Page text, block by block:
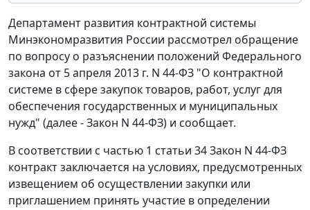
Департамент развития контрактной системы
Минэкономразвития России рассмотрел обращение
по вопросу о разъяснении положений Федерального
закона от 5 апреля 2013 г. N 44-ФЗ "О контрактной
системе в сфере закупок товаров, работ, услуг для
обеспечения государственных и муниципальных
нужд" (далее - Закон N 44-ФЗ) и сообщает.
В соответствии с частью 1 статьи 34 Закон N 44-ФЗ
контракт заключается на условиях, предусмотренных
извещением об осуществлении закупки или
приглашением принять участие в определении